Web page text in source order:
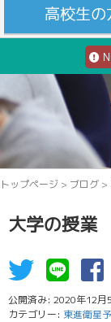
高校生の
トップページ > ブログ >
大学の授業
公開済み: 2020年12月
カテゴリー: 東進衛星